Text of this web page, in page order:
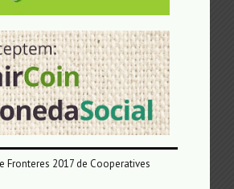
Fronteres 2017 de Cooperatives